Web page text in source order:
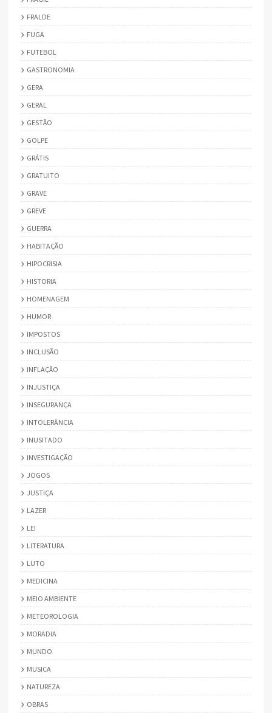
FRALDE
FUGA
FUTEBOL
GASTRONOMIA
GERA
GERAL
GESTÃO
GOLPE
GRÁTIS
GRATUITO
GRAVE
GREVE
GUERRA
HABITAÇÃO
HIPOCRISIA
HISTORIA
HOMENAGEM
HUMOR
IMPOSTOS
INCLUSÃO
INFLAÇÃO
INJUSTIÇA
INSEGURANÇA
INTOLERÂNCIA
INUSITADO
INVESTIGAÇÃO
JOGOS
JUSTIÇA
LAZER
LEI
LITERATURA
LUTO
MEDICINA
MEIO AMBIENTE
METEOROLOGIA
MORADIA
MUNDO
MUSICA
NATUREZA
OBRAS